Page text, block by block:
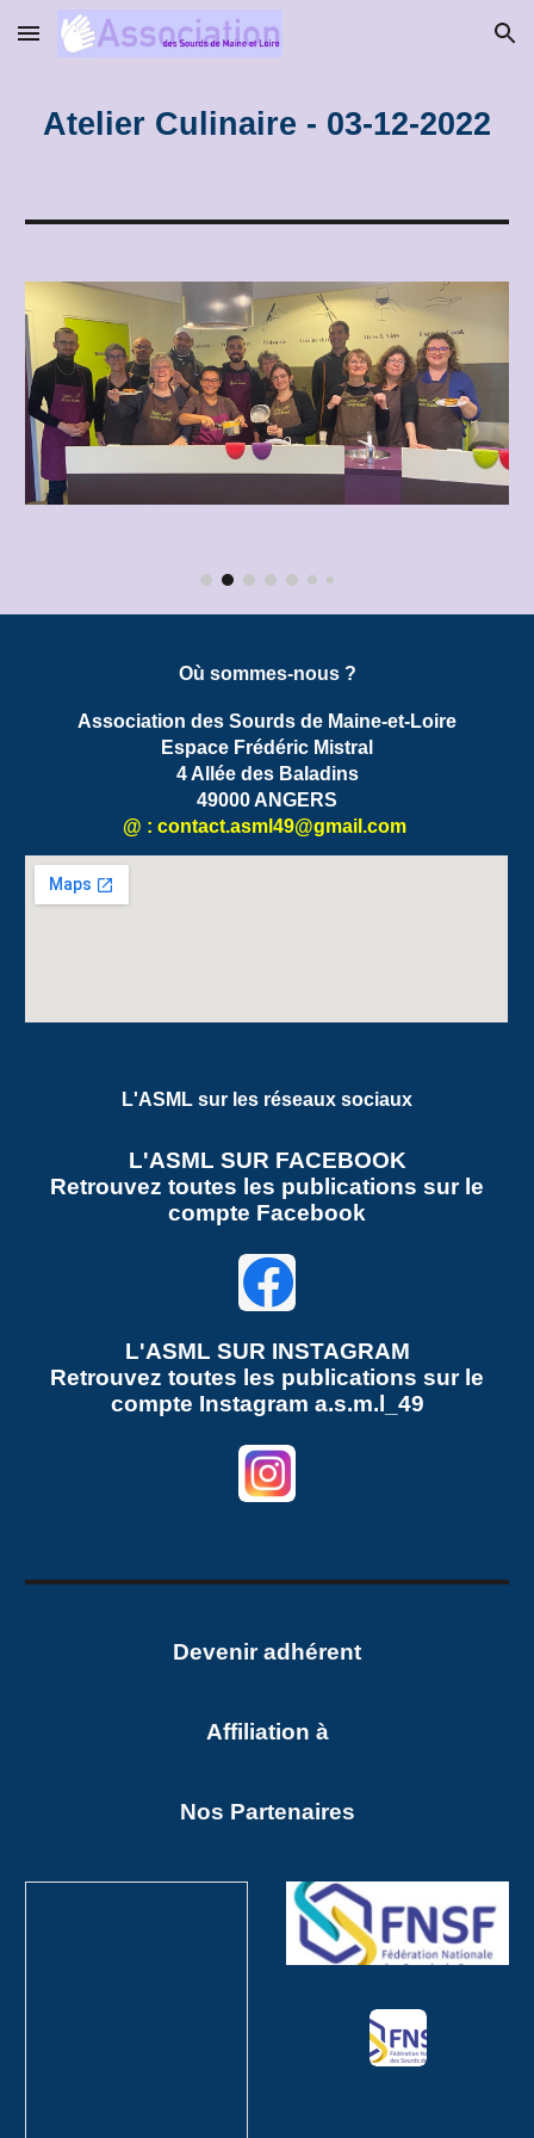
Skip to main content Skip to navigation
Atelier Culinaire - 03-12-2022
Où sommes-nous ?
Association des Sourds de Maine-et-Loire
Espace Frédéric Mistral
4 Allée des Baladins
49000 ANGERS
@ : contact.asml49@gmail.com
L'ASML sur les réseaux sociaux
L'ASML SUR FACEBOOK
Retrouvez toutes les publications sur le
compte Facebook
L'ASML SUR INSTAGRAM
Retrouvez toutes les publications sur le
compte Instagram a.s.m.l_49
Devenir adhérent
Affiliation à
Nos Partenaires